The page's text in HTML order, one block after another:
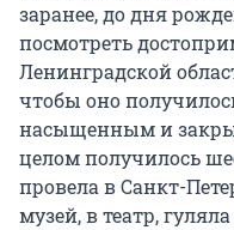
заранее, до дня
посмотреть
Ленинградской
чтобы оно
насыщенным и
целом получилось
провела в Санкт-
музей, в театр,